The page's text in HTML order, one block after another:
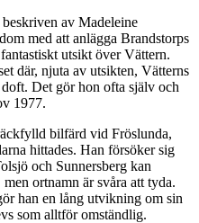
av Madeleine
med att anlägga Brandstorps
utsikt över Vättern.
där, njuta av utsikten, Vätterns
Det gör hon ofta själv och
1977.
bilfärd vid Fröslunda,
hittades. Han försöker sig
och Sunnersberg kan
ortnamn är svåra att tyda.
han en lång utvikning om sin
som alltför omständlig.